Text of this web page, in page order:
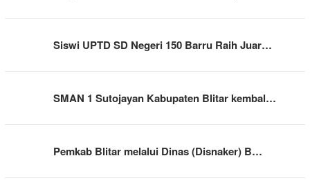
Siswi UPTD SD Negeri 150 Barru Raih Juar…
SMAN 1 Sutojayan Kabupaten Blitar kembal…
Pemkab Blitar melalui Dinas (Disnaker) B…